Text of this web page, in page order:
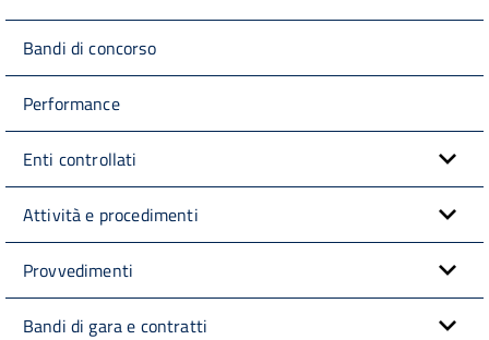
Bandi di concorso
Performance
Enti controllati
Attività e procedimenti
Provvedimenti
Bandi di gara e contratti